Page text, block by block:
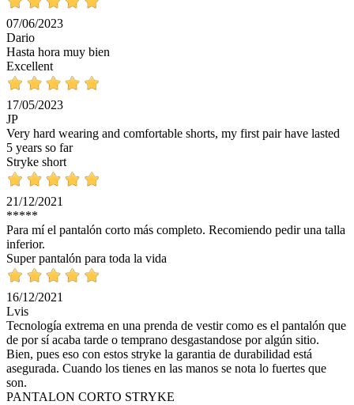
07/06/2023
Dario
Hasta hora muy bien
Excellent
17/05/2023
JP
Very hard wearing and comfortable shorts, my first pair have lasted
5 years so far
Stryke short
21/12/2021
*****
Para mí el pantalón corto más completo. Recomiendo pedir una talla
inferior.
Super pantalón para toda la vida
16/12/2021
Lvis
Tecnología extrema en una prenda de vestir como es el pantalón que
de por sí acaba tarde o temprano desgastandose por algún sitio.
Bien, pues eso con estos stryke la garantia de durabilidad está
asegurada. Cuando los tienes en las manos se nota lo fuertes que
son.
PANTALON CORTO STRYKE